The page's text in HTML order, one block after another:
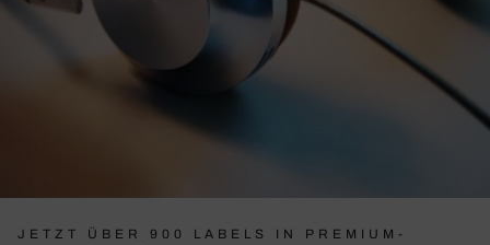
JETZT ÜBER 900 LABELS IN PREMIUM-